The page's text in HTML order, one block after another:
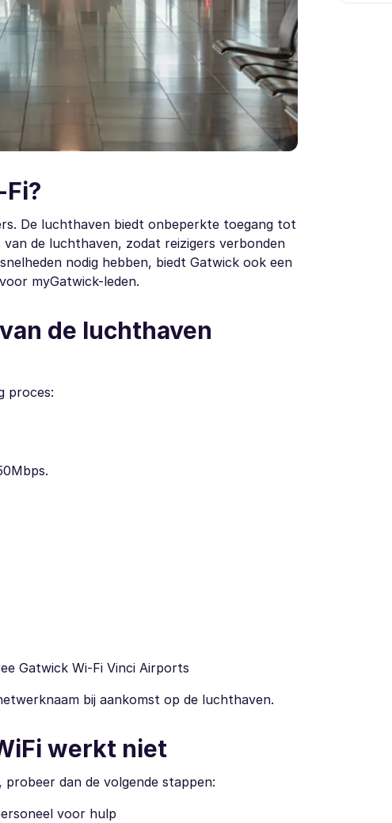
De luchthaven biedt onbeperkte toegang tot
de luchthaven, zodat reizigers verbonden
nodig hebben, biedt Gatwick ook een
myGatwick-leden.
de luchthaven
proces:
Gatwick Wi-Fi Vinci Airports
bij aankomst op de luchthaven.
werkt niet
dan de volgende stappen:
voor hulp